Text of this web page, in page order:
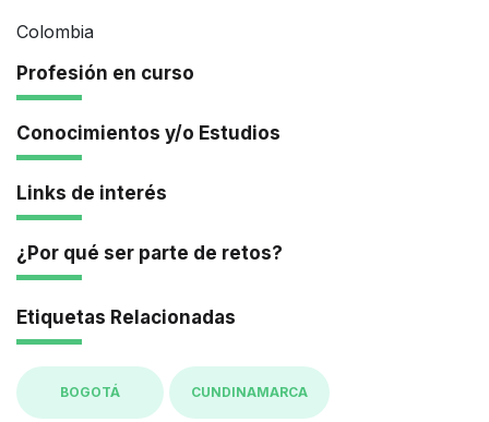
Colombia
Profesión en curso
Conocimientos y/o Estudios
Links de interés
¿Por qué ser parte de retos?
Etiquetas Relacionadas
BOGOTÁ CUNDINAMARCA